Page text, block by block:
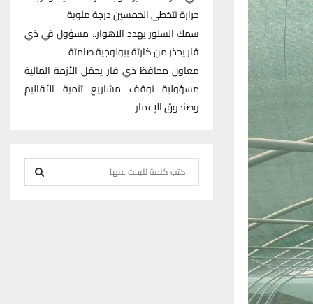
حرارة تتخطى الخمسين درجة مئوية
سمك السلور يهدد الاهوار.. مسؤول في ذي
قار يحذر من كارثة بيولوجية صامتة
معاون محافظ ذي قار يحمّل الأزمة المالية
مسؤولية توقف مشاريع تنمية الأقاليم
وصندوق الإعمار
e